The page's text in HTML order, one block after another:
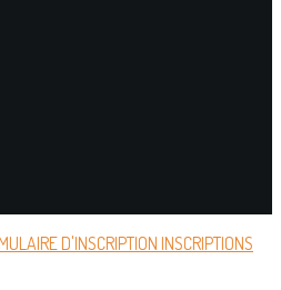
D'INSCRIPTION INSCRIPTIONS